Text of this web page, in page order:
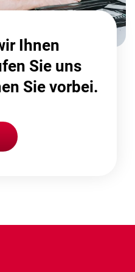
Ihnen
Sie uns
Sie vorbei.